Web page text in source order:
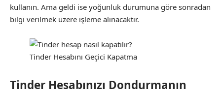
kullanın. Ama geldi ise yoğunluk durumuna göre sonradan
bilgi verilmek üzere işleme alınacaktır.
Tinder Hesabını Geçici Kapatma
Tinder Hesabınızı Dondurmanın